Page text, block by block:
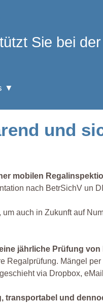
Sie bei
▼
und
mobilen
nach BetrSichV un
auch in Zukunft auf
jährliche Prüfung
Regalprüfung. Mängel
via Dropbox,
transportabel und